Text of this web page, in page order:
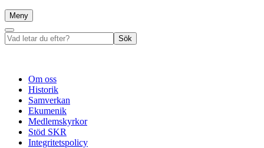
Meny
Sök
Vad
letar
Sök
Om oss
Historik
Samverkan
Ekumenik
Medlemskyrkor
Stöd SKR
Integritetspolicy